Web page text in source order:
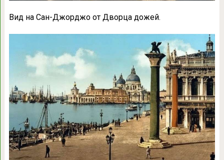
Вид на Сан-Джорджо от Дворца дожей.